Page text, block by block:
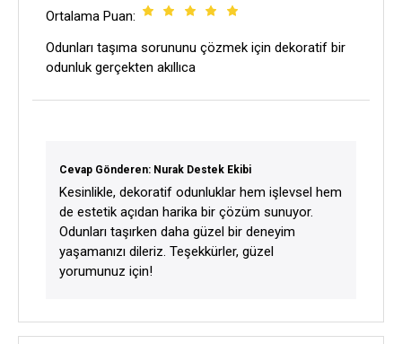
Ortalama Puan:
Odunları taşıma sorununu çözmek için dekoratif bir
odunluk gerçekten akıllıca
Cevap Gönderen: Nurak Destek Ekibi
Kesinlikle, dekoratif odunluklar hem işlevsel hem
de estetik açıdan harika bir çözüm sunuyor.
Odunları taşırken daha güzel bir deneyim
yaşamanızı dileriz. Teşekkürler, güzel
yorumunuz için!